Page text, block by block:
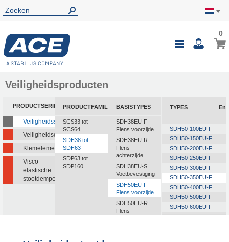
Toggle
00
Veiligheidsproducten
PRODUCTSERIE
Veiligheidsstootdempers
Veiligheidsdempers
Klemelementen
Visco-
elastische
stootdempers
PRODUCTFAMILIE
SCS33 tot
SCS64
SDH38 tot
SDH63
SDP63 tot
SDP160
BASISTYPES
SDH38EU-F
Flens voorzijde
SDH38EU-R
Flens
achterzijde
SDH38EU-S
Voetbevestiging
SDH50EU-F
Flens voorzijde
SDH50EU-R
Flens
TYPES
SDH50-100EU-F
SDH50-150EU-F
SDH50-200EU-F
SDH50-250EU-F
SDH50-300EU-F
SDH50-350EU-F
SDH50-400EU-F
SDH50-500EU-F
SDH50-600EU-F
SDH50-700EU-F